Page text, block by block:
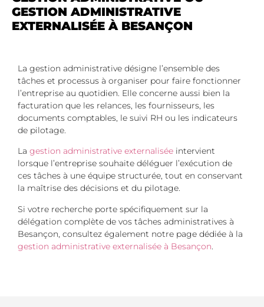
GESTION ADMINISTRATIVE
EXTERNALISÉE À BESANÇON
La gestion administrative désigne l’ensemble des
tâches et processus à organiser pour faire fonctionner
l’entreprise au quotidien. Elle concerne aussi bien la
facturation que les relances, les fournisseurs, les
documents comptables, le suivi RH ou les indicateurs
de pilotage.
La gestion administrative externalisée intervient
lorsque l’entreprise souhaite déléguer l’exécution de
ces tâches à une équipe structurée, tout en conservant
la maîtrise des décisions et du pilotage.
Si votre recherche porte spécifiquement sur la
délégation complète de vos tâches administratives à
Besançon, consultez également notre page dédiée à la
gestion administrative externalisée à Besançon